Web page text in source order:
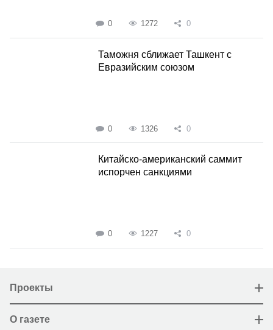
0 1272 0
Таможня сближает Ташкент с
Евразийским союзом
0 1326 0
Китайско-американский саммит
испорчен санкциями
0 1227 0
Проекты
О газете